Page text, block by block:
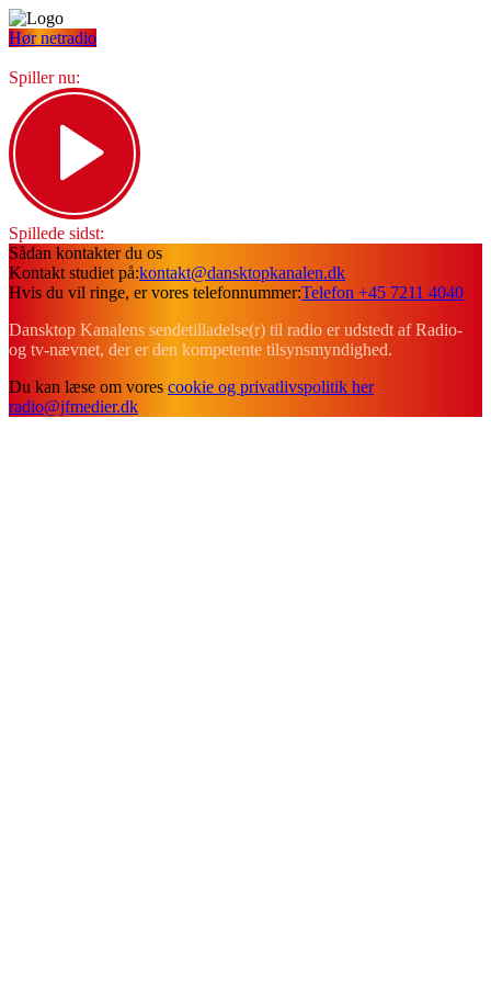
Hør netradio
Spiller nu:
Spillede sidst:
Sådan kontakter du os
Kontakt studiet på:kontakt@dansktopkanalen.dk
Hvis du vil ringe, er vores telefonnummer:Telefon +45 7211 4040
Dansktop Kanalens sendetilladelse(r) til radio er udstedt af Radio-
og tv-nævnet, der er den kompetente tilsynsmyndighed.
Du kan læse om vores cookie og privatlivspolitik her
radio@jfmedier.dk